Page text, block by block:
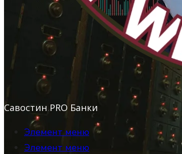
Савостин PRO Банки
Элемент меню
Элемент меню